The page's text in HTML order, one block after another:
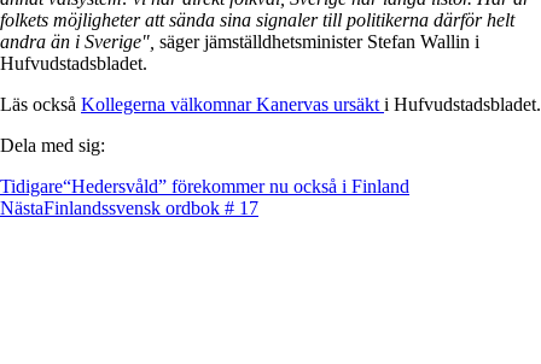
folkets möjligheter att sända sina signaler till politikerna därför helt
andra än i Sverige", säger jämställdhetsminister Stefan Wallin i
Hufvudstadsbladet.
Läs också Kollegerna välkomnar Kanervas ursäkt i Hufvudstadsbladet.
Dela med sig:
Tidigare“Hedersvåld” förekommer nu också i Finland
NästaFinlandssvensk ordbok # 17